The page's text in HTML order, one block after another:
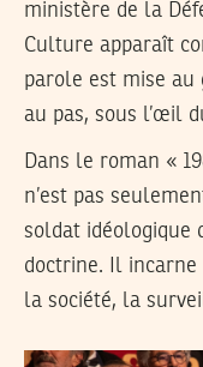
ministère de la
Culture apparaît
parole est mise au
au pas, sous l’œil
Dans le roman «
n’est pas
soldat idéologique
doctrine. Il
la société, la